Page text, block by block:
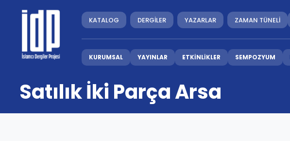
KATALOG DERGİLER YAZARLAR ZAMAN TÜNELİ
KURUMSAL YAYINLAR ETKİNLİKLER SEMPOZYUM
Satılık İki Parça Arsa